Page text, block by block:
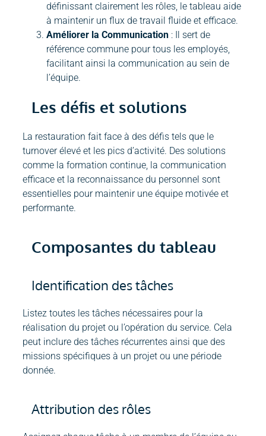
définissant clairement les rôles, le tableau aide
à maintenir un flux de travail fluide et efficace.
Améliorer la Communication : Il sert de
référence commune pour tous les employés,
facilitant ainsi la communication au sein de
l’équipe.
Les défis et solutions
La restauration fait face à des défis tels que le
turnover élevé et les pics d’activité. Des solutions
comme la formation continue, la communication
efficace et la reconnaissance du personnel sont
essentielles pour maintenir une équipe motivée et
performante.
Composantes du tableau
Identification des tâches
Listez toutes les tâches nécessaires pour la
réalisation du projet ou l’opération du service. Cela
peut inclure des tâches récurrentes ainsi que des
missions spécifiques à un projet ou une période
donnée.
Attribution des rôles